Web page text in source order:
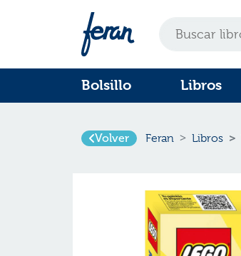
Bolsillo Libros
Volver Feran Libros